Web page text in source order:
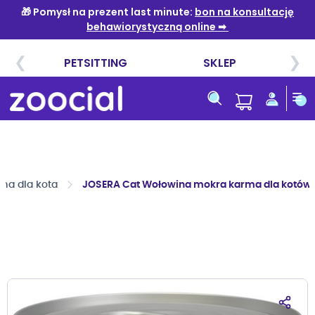
do
treści
dla kota JOSERA Cat Wołowina mokra karma dla kotów
Przejdź